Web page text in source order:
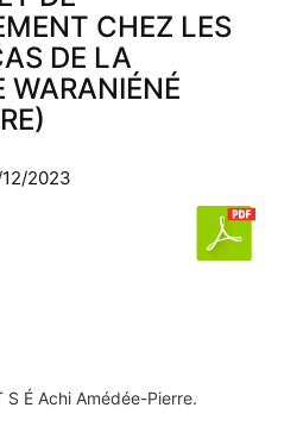
CHEZ LES
DE LA
WARANIÉNÉ
2023
S É Achi Amédée-Pierre.